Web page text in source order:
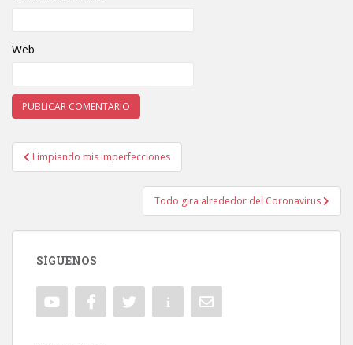
Web
Navegación de entradas
Limpiando mis imperfecciones
Todo gira alrededor del Coronavirus
SÍGUENOS